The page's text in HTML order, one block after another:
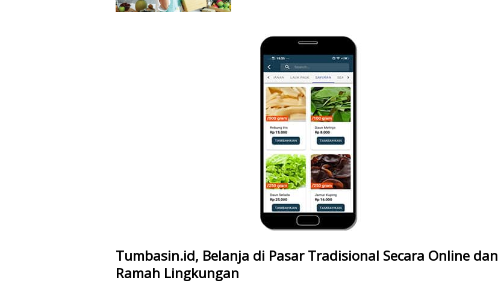
Tumbasin.id, Belanja di Pasar Tradisional Secara Online dan
Ramah Lingkungan